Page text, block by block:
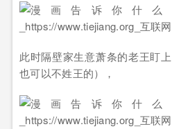
此时隔壁家生意萧条的老王盯
也可以不姓王的），